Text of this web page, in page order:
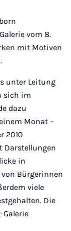
vom 8.
mit Motiven
unter Leitung
sich im
dazu
Monat –
2010
Darstellungen
in
Bürgerinnen
viele
Die